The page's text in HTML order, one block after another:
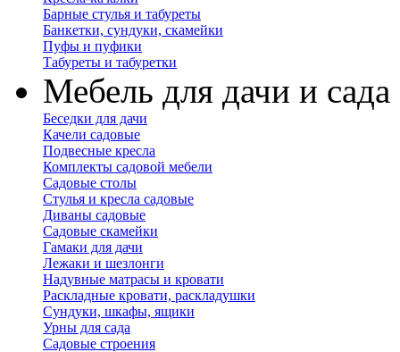
Барные стулья и табуреты
Банкетки, сундуки, скамейки
Пуфы и пуфики
Табуреты и табуретки
Мебель для дачи и сада
Беседки для дачи
Качели садовые
Подвесные кресла
Комплекты садовой мебели
Садовые столы
Стулья и кресла садовые
Диваны садовые
Садовые скамейки
Гамаки для дачи
Лежаки и шезлонги
Надувные матрасы и кровати
Раскладные кровати, раскладушки
Сундуки, шкафы, ящики
Урны для сада
Садовые строения